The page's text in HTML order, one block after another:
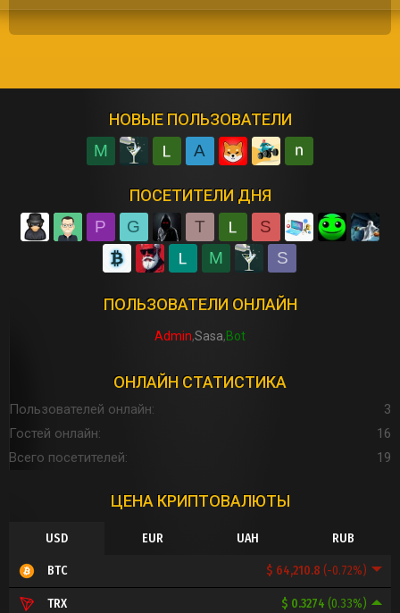
НОВЫЕ ПОЛЬЗОВАТЕЛИ
M A
ПОСЕТИТЕЛИ ДНЯ
P G T
S
M
S
ПОЛЬЗОВАТЕЛИ ОНЛАЙН
Admin Sasa Bot
ОНЛАЙН СТАТИСТИКА
Пользователей онлайн
3
Гостей онлайн
16
Всего посетителей
19
ЦЕНА КРИПТОВАЛЮТЫ
USD EUR UAH RUB
$ 64,210.8 (-0.72%)
BTC
$ 0.3274 (0.33%)
TRX